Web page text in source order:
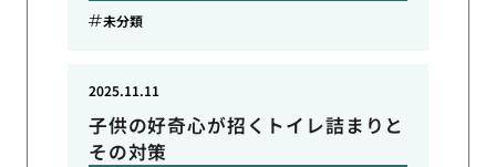
未分類
子供の好奇心が招くトイレ詰まりと
その対策
2025.11.11